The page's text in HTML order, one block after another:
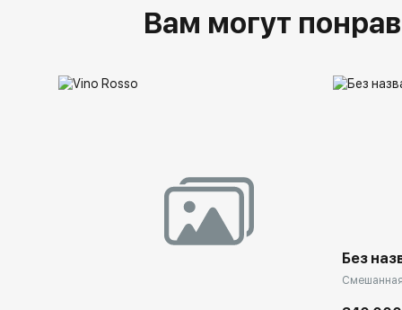
Вам могут
Без
Смешанная